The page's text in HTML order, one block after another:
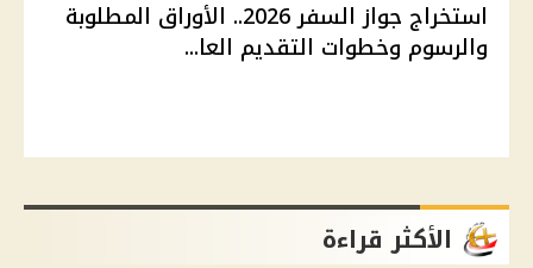
استخراج جواز السفر 2026.. الأوراق المطلوبة
والرسوم وخطوات التقديم العا...
الأكثر قراءة